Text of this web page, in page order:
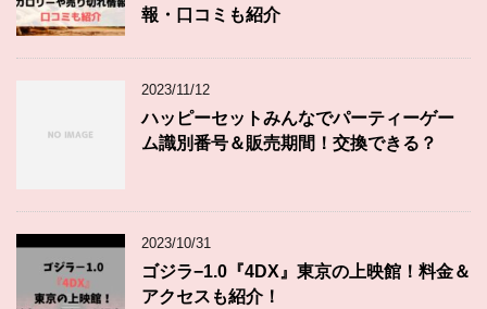
報・口コミも紹介
2023/11/12
ハッピーセットみんなでパーティーゲー
ム識別番号＆販売期間！交換できる？
2023/10/31
ゴジラ−1.0『4DX』東京の上映館！料金＆
アクセスも紹介！